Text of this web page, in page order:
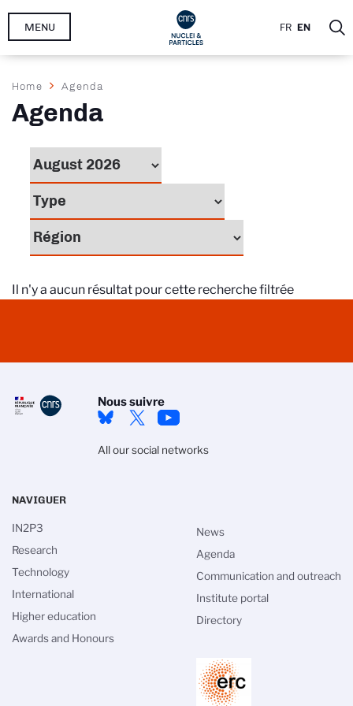
Skip
FR EN
MENU
Breadcrumb
Home Agenda
Agenda
Il n'y a aucun résultat pour cette recherche filtrée
Nous suivre
All our social networks
NAVIGUER
IN2P3
Research
Technology
International
Higher education
Awards and Honours
News
Agenda
Communication and outreach
Institute portal
Directory